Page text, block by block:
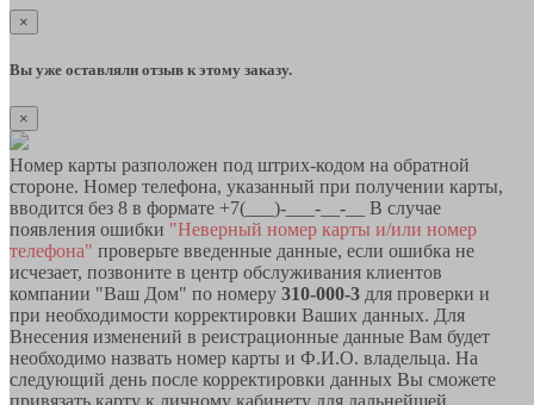
×
Вы уже оставляли отзыв к этому заказу.
×
Номер карты разположен под штрих-кодом на обратной
стороне. Номер телефона, указанный при получении карты,
вводится без 8 в формате +7(___)-___-__-__ В случае
появления ошибки "Неверный номер карты и/или номер
телефона" проверьте введенные данные, если ошибка не
исчезает, позвоните в центр обслуживания клиентов
компании "Ваш Дом" по номеру 310-000-3 для проверки и
при необходимости корректировки Ваших данных. Для
Внесения изменений в реистрационные данные Вам будет
необходимо назвать номер карты и Ф.И.О. владельца. На
следующий день после корректировки данных Вы сможете